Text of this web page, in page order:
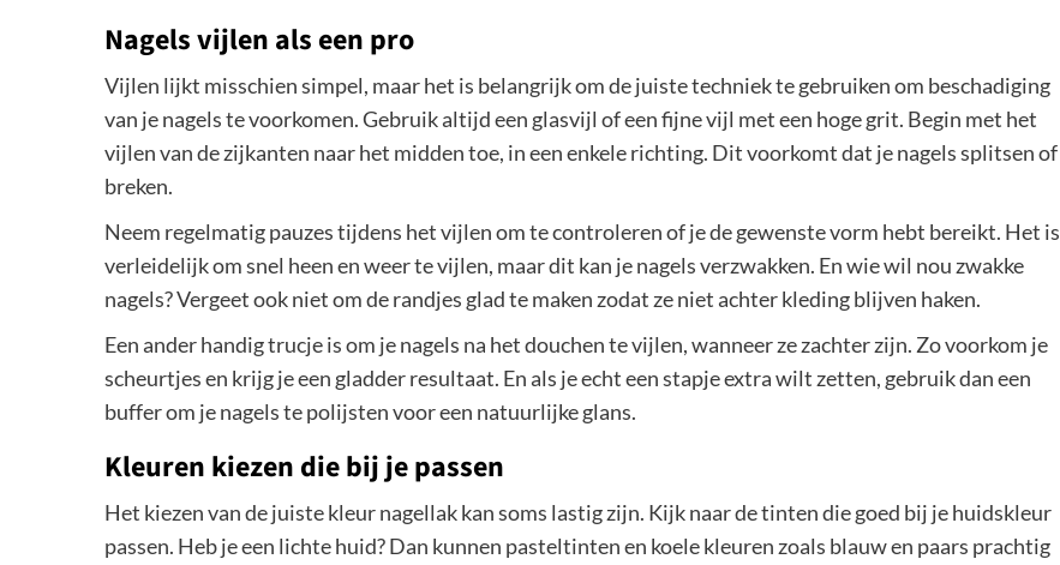
Nagels vijlen als een pro
Vijlen lijkt misschien simpel, maar het is belangrijk om de juiste techniek te gebruiken om beschadiging
van je nagels te voorkomen. Gebruik altijd een glasvijl of een fijne vijl met een hoge grit. Begin met het
vijlen van de zijkanten naar het midden toe, in een enkele richting. Dit voorkomt dat je nagels splitsen of
breken.
Neem regelmatig pauzes tijdens het vijlen om te controleren of je de gewenste vorm hebt bereikt. Het is
verleidelijk om snel heen en weer te vijlen, maar dit kan je nagels verzwakken. En wie wil nou zwakke
nagels? Vergeet ook niet om de randjes glad te maken zodat ze niet achter kleding blijven haken.
Een ander handig trucje is om je nagels na het douchen te vijlen, wanneer ze zachter zijn. Zo voorkom je
scheurtjes en krijg je een gladder resultaat. En als je echt een stapje extra wilt zetten, gebruik dan een
buffer om je nagels te polijsten voor een natuurlijke glans.
Kleuren kiezen die bij je passen
Het kiezen van de juiste kleur nagellak kan soms lastig zijn. Kijk naar de tinten die goed bij je huidskleur
passen. Heb je een lichte huid? Dan kunnen pasteltinten en koele kleuren zoals blauw en paars prachtig